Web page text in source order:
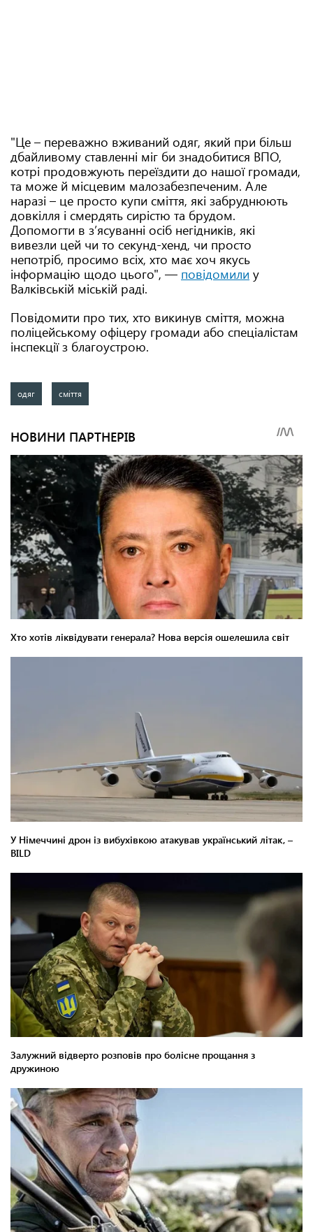
"Це – переважно вживаний одяг, який при більш
дбайливому ставленні міг би знадобитися ВПО,
котрі продовжують переїздити до нашої громади,
та може й місцевим малозабезпеченим. Але
наразі – це просто купи сміття, які забруднюють
довкілля і смердять сирістю та брудом.
Допомогти в з’ясуванні осіб негідників, які
вивезли цей чи то секунд-хенд, чи просто
непотріб, просимо всіх, хто має хоч якусь
інформацію щодо цього", — повідомили у
Валківській міській раді.
Повідомити про тих, хто викинув сміття, можна
поліцейському офіцеру громади або спеціалістам
інспекції з благоустрою.
одяг сміття